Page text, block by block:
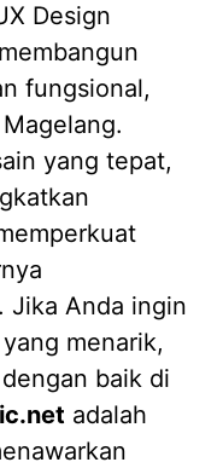
Design
fungsional,
yang tepat,
Jika Anda ingin
menarik,
baik di
adalah